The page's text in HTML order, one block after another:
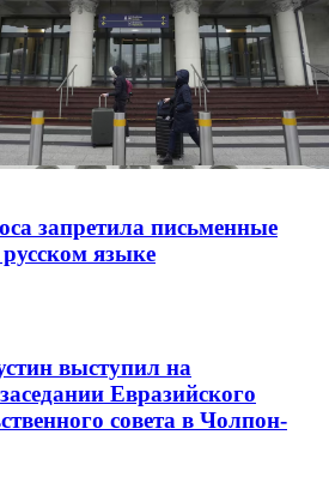
запретила письменные
языке
выступил на
Евразийского
совета в Чолпон-